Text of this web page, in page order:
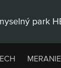
park